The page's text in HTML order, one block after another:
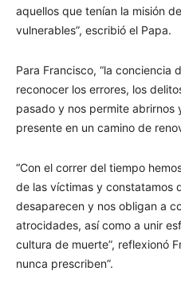
aquellos que tenían la misión
vulnerables”, escribió el Papa.
Para Francisco, “la conciencia
reconocer los errores, los
pasado y nos permite abrirnos
presente en un camino de
“Con el correr del tiempo
de las víctimas y constatamos
desaparecen y nos obligan a
atrocidades, así como a unir
cultura de muerte”, reflexionó
nunca prescriben”.